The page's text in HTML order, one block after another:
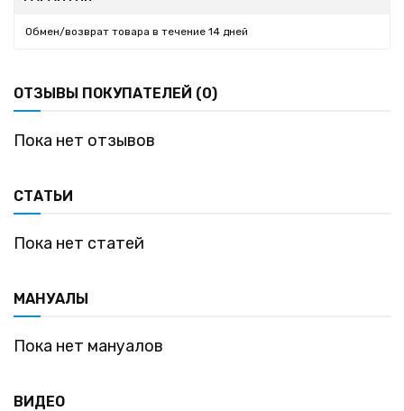
Обмен/возврат товара в течение 14 дней
ОТЗЫВЫ ПОКУПАТЕЛЕЙ (0)
Пока нет отзывов
СТАТЬИ
Пока нет статей
МАНУАЛЫ
Пока нет мануалов
ВИДЕО